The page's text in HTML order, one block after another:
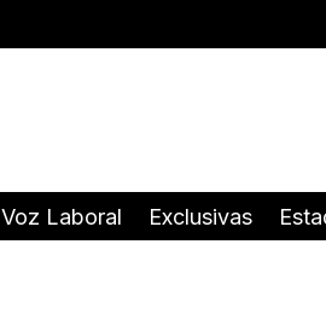
Voz Laboral Exclusivas